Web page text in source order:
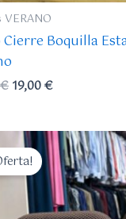
VERANO
Cierre Boquilla
€ 19,00€
El
precio
original
era:
23,00 €.
El
precio
actual
es:
19,00 €.